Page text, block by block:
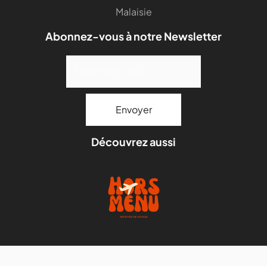
Malaisie
Abonnez-vous à notre Newsletter
Découvrez aussi